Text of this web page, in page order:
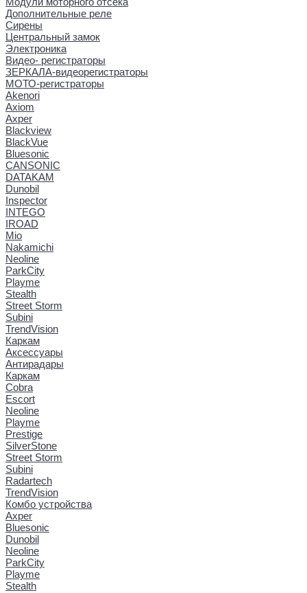
Дополнительные реле
Сирены
Центральный замок
Электроника
Видео- регистраторы
ЗЕРКАЛА-видеорегистраторы
МОТО-регистраторы
Akenori
Axiom
Axper
Blackview
BlackVue
Bluesonic
CANSONIC
DATAKAM
Dunobil
Inspector
INTEGO
IROAD
Mio
Nakamichi
Neoline
ParkCity
Playme
Stealth
Street Storm
Subini
TrendVision
Каркам
Аксессуары
Антирадары
Каркам
Cobra
Escort
Neoline
Playme
Prestige
SilverStone
Street Storm
Subini
Radartech
TrendVision
Комбо устройства
Axper
Bluesonic
Dunobil
Neoline
ParkCity
Playme
Stealth